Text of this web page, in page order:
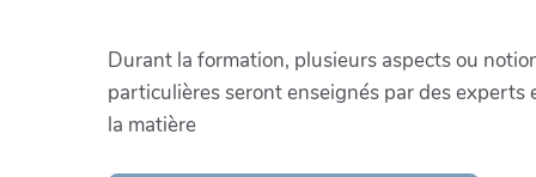
Durant la formation, plusieurs aspects ou
particulières seront enseignés par des experts
la matière